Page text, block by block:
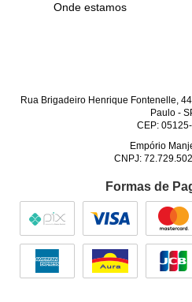
Onde estamos
Rua Brigadeiro Henrique Fontenelle,
Paulo-
CEP:
Empório
CNPJ:
Formas de